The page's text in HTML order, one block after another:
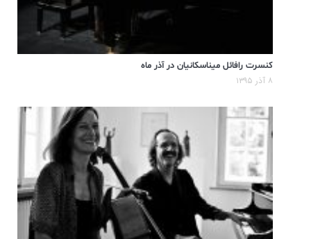
کنسرت رافائل میناسکانیان در آذر ماه
۸ آذر ۱۳۹۵